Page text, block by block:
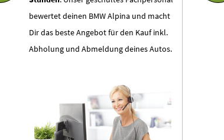
bewertet deinen BMW Alpina und macht
Dir das beste Angebot für den Kauf inkl.
Abholung und Abmeldung deines Autos.